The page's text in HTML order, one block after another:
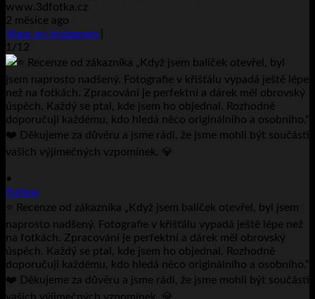
www.3dfotka.cz
2 měsíce ago
View on Instagram
1/12
•
Follow
⭐ Recenze od zákazníka „Když jsem balíček otevřel, byl jsem
naprosto nadšený. Fotografie v křišťálu vypadá ještě lépe než
na fotkách. Zpracování je perfektní a dárek měl obrovský
úspěch. Každý se ptal, kde jsem ho objednal. Rozhodně
doporučuji každému, kdo hledá něco originálního a osobního.“
❤️ Děkujeme za důvěru a jsme rádi, že jsme mohli být součástí
vašich výjimečných vzpomínek. 💎